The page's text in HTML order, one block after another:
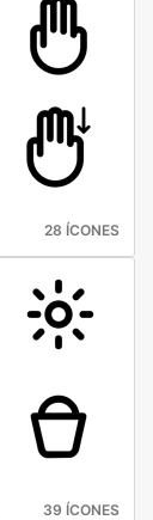
28 ÍCONES
39 ÍCONES